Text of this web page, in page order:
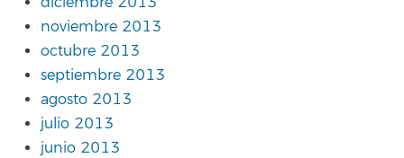
noviembre 2013
octubre 2013
septiembre 2013
agosto 2013
julio 2013
junio 2013